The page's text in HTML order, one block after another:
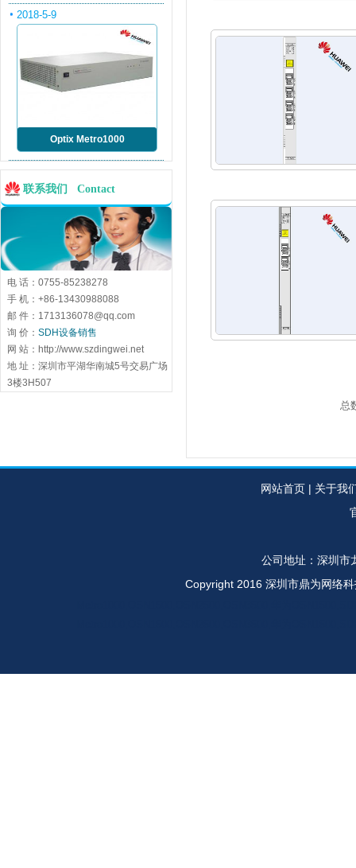
2018-5-9
Optix Metro1000
联系我们 Contact
电 话：0755-85238278
手 机：+86-13430988088
邮 件：1713136078@qq.com
询 价： SDH设备销售
网 站：http://www.szdingwei.net
地 址：深圳市平湖华南城5号交易广场
3楼3H507
总
网站首页 | 关于我
公司地址：深圳市
Copyright 2016 深圳市鼎为网络